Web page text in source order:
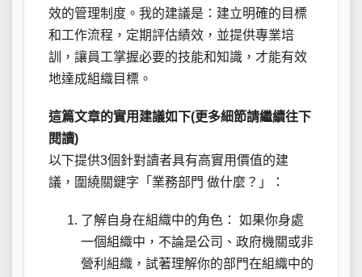
效的管理制度。我的建議是：建立明確的目標
和工作流程，定期評估績效，並提供專業培
訓，讓員工掌握必要的技能和知識，才能有效
地達成組織目標。
這篇文章的實用建議如下(更多細節請繼續往下
閱讀)
以下提供3個針對讀者具有高實用價值的建
議，圍繞關鍵字「業務部門 做什麼？」：
了解自身在組織中的角色： 如果你身處
一個組織中，不論是公司、政府機關或非
營利組織，試著理解你的部門在組織中的